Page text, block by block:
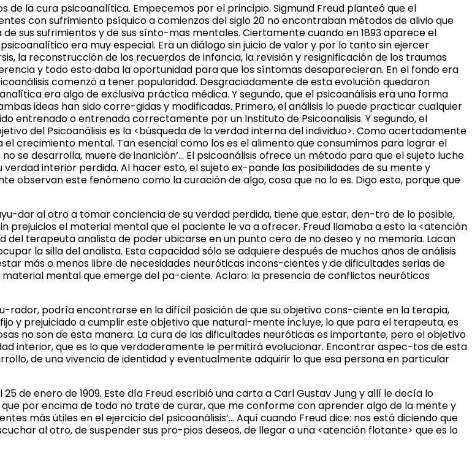
la cura psicoanalítica. Empecemos por el principio. Sigmund Freud planteó que el
con sufrimiento psíquico a comienzos del siglo 20 no encontraban métodos de alivio que
sus sufrimientos y de sus sínto-mas mentales. Ciertamente cuando en 1893 aparece el
era muy especial. Era un diálogo sin juicio de valor y por lo tanto sin ejercer
la reconstrucción de los recuerdos de infancia, la revisión y resignificación de los traumas
y todo esto daba la oportunidad para que los síntomas desaparecieran. En el fondo era
comenzó a tener popularidad. Desgraciadamente de esta evolución quedaron
era algo de exclusiva práctica médica. Y segundo, que el psicoanálisis era una forma
ideas han sido corre-gidas y modificadas. Primero, el análisis lo puede practicar cualquier
entrenado o entrenada correctamente por un Instituto de Psicoanalisis. Y segundo, el
del Psicoanálisis es la <búsqueda de la verdad interna del individuo>. Como acertadamente
el crecimiento mental. Tan esencial como los es el alimento que consumimos para lograr el
se desarrolla, muere de inanición’… El psicoanálisis ofrece un método para que el sujeto luche
interior perdida. Al hacer esto, el sujeto ex-pande las posibilidades de su mente y
observan este fenómeno como la curación de algo, cosa que no lo es. Digo esto, porque que
dar al otro a tomar conciencia de su verdad perdida, tiene que estar, den-tro de lo posible,
prejuicios el material mental que el paciente le va a ofrecer. Freud llamaba a esto la <atención
del terapeuta analista de poder ubicarse en un punto cero de no deseo y no memoria. Lacan
la silla del analista. Esta capacidad sólo se adquiere después de muchos años de análisis
más o menos libre de necesidades neuróticas incons-cientes y de dificultades serias de
mental que emerge del pa-ciente. Aclaro: la presencia de conflictos neuróticos
podría encontrarse en la difícil posición de que su objetivo cons-ciente en la terapia,
y prejuiciado a cumplir este objetivo que natural-mente incluye, lo que para el terapeuta, es
no son de esta manera. La cura de las dificultades neuróticas es importante, pero el objetivo
interior, que es lo que verdaderamente le permitirá evolucionar. Encontrar aspec-tos de esta
de una vivencia de identidad y eventualmente adquirir lo que esa persona en particular
de enero de 1909. Este día Freud escribió una carta a Carl Gustav Jung y allí le decía lo
por encima de todo no trate de curar, que me conforme con aprender algo de la mente y
más útiles en el ejercicio del psicoanálisis’… Aquí cuando Freud dice: nos está diciendo que
al otro, de suspender sus pro-pios deseos, de llegar a una <atención flotante> que es lo